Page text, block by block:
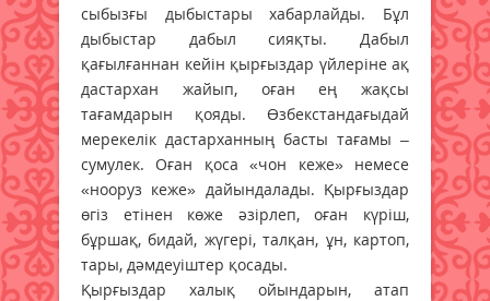
сыбызғы дыбыстары хабарлайды. Бұл
дыбыстар дабыл сияқты. Дабыл
қағылғаннан кейін қырғыздар үйлеріне ақ
дастархан жайып, оған ең жақсы
тағамдарын қояды. Өзбекстандағыдай
мерекелік дастарханның басты тағамы –
сумулек. Оған қоса «чон кеже» немесе
«нооруз кеже» дайындалады. Қырғыздар
өгіз етінен көже әзірлеп, оған күріш,
бұршақ, бидай, жүгері, талқан, ұн, картоп,
тары, дәмдеуіштер қосады.
Қырғыздар халық ойындарын, атап